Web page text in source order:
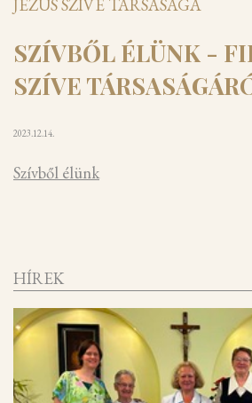
JÉZUS SZÍVE TÁRSASÁGA
SZÍVBŐL ÉLÜNK -
SZÍVE
2023.12.14.
Szívből élünk
HÍREK